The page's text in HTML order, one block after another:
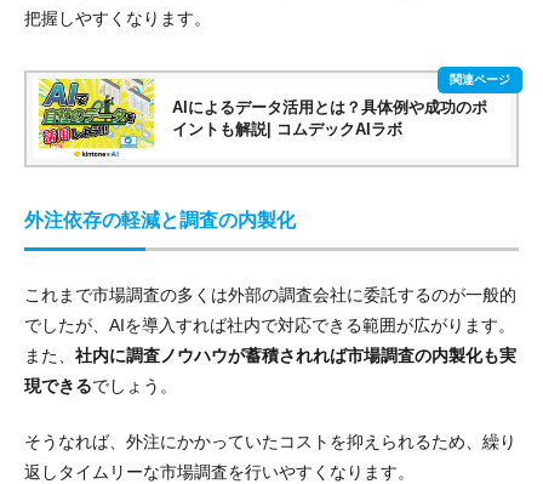
把握しやすくなります。
AIによるデータ活用とは？具体例や成功のポ
イントも解説| コムデックAIラボ
外注依存の軽減と調査の内製化
これまで市場調査の多くは外部の調査会社に委託するのが一般的
でしたが、AIを導入すれば社内で対応できる範囲が広がります。
また、 社内に調査ノウハウが蓄積されれば市場調査の内製化も実
現できるでしょう。
そうなれば、外注にかかっていたコストを抑えられるため、繰り
返しタイムリーな市場調査を行いやすくなります。